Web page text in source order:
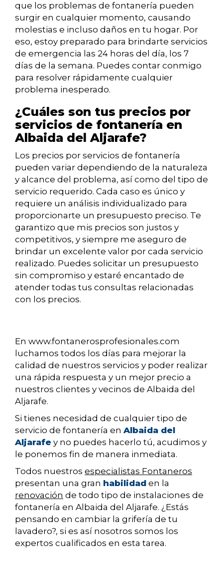
que los problemas de fontanería pueden
surgir en cualquier momento, causando
molestias e incluso daños en tu hogar. Por
eso, estoy preparado para brindarte servicios
de emergencia las 24 horas del día, los 7
días de la semana. Puedes contar conmigo
para resolver rápidamente cualquier
problema inesperado.
¿Cuáles son tus precios por
servicios de fontanería en
Albaida del Aljarafe?
Los precios por servicios de fontanería
pueden variar dependiendo de la naturaleza
y alcance del problema, así como del tipo de
servicio requerido. Cada caso es único y
requiere un análisis individualizado para
proporcionarte un presupuesto preciso. Te
garantizo que mis precios son justos y
competitivos, y siempre me aseguro de
brindar un excelente valor por cada servicio
realizado. Puedes solicitar un presupuesto
sin compromiso y estaré encantado de
atender todas tus consultas relacionadas
con los precios.
En www.fontanerosprofesionales.com
luchamos todos los días para mejorar la
calidad de nuestros servicios y poder realizar
una rápida respuesta y un mejor precio a
nuestros clientes y vecinos de Albaida del
Aljarafe.
Si tienes necesidad de cualquier tipo de
servicio de fontanería en Albaida del
Aljarafe y no puedes hacerlo tú, acudimos y
le ponemos fin de manera inmediata.
Todos nuestros especialistas Fontaneros
presentan una gran habilidad en la
renovación de todo tipo de instalaciones de
fontanería en Albaida del Aljarafe. ¿Estás
pensando en cambiar la grifería de tu
lavadero?, si es así nosotros somos los
expertos cualificados en esta tarea.